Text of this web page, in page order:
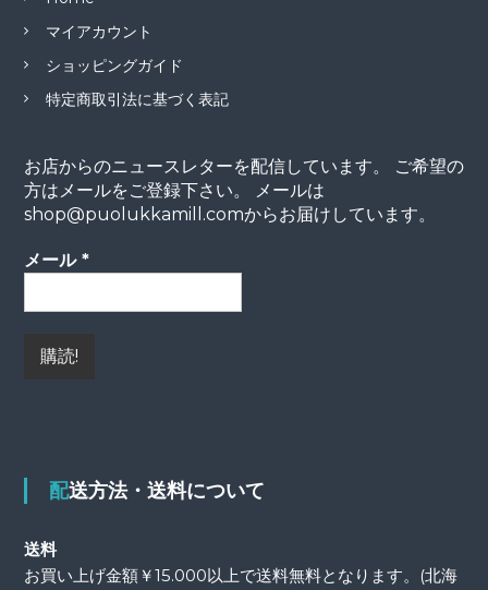
マイアカウント
ショッピングガイド
特定商取引法に基づく表記
お店からのニュースレターを配信しています。 ご希望の
方はメールをご登録下さい。 メールは
shop@puolukkamill.comからお届けしています。
メール *
配送方法・送料について
送料
お買い上げ金額￥15.000以上で送料無料となります。(北海